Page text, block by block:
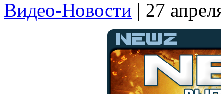
Видео-Новости | 27